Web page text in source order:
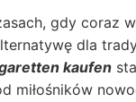
gdy coraz
dla
kaufen
miłośników